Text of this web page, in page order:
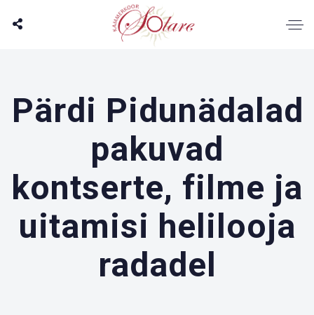
Pärdi Pidunädalad
pakuvad
kontserte, filme ja
uitamisi helilooja
radadel